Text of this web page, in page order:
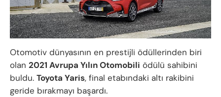
Otomotiv dünyasının en prestijli ödüllerinden biri
olan 2021 Avrupa Yılın Otomobili ödülü sahibini
buldu. Toyota Yaris, final etabındaki altı rakibini
geride bırakmayı başardı.